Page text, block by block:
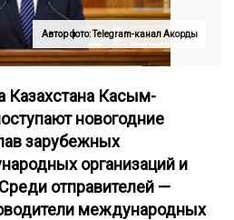
Автор фото: Telegram-канал Акорды
Казахстана Касым-
новогодние
зарубежных
организаций и
отправителей —
международных